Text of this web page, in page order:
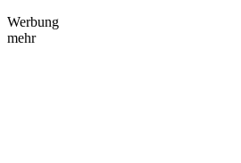
Werbung
mehr